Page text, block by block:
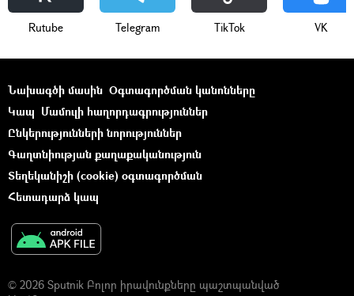
Rutube Telegram ТikТоk VK
Նախագծի մասին Օգտագործման կանոնները
Կապ Մամուլի հաղորդագրություններ
Ընկերությունների նորություններ
Գաղտնիության քաղաքականություն
Տեղեկանիշի (cookie) օգտագործման
Հետադարձ կապ
© 2026 Sputnik Բոլոր իրավունքները պաշտպանված